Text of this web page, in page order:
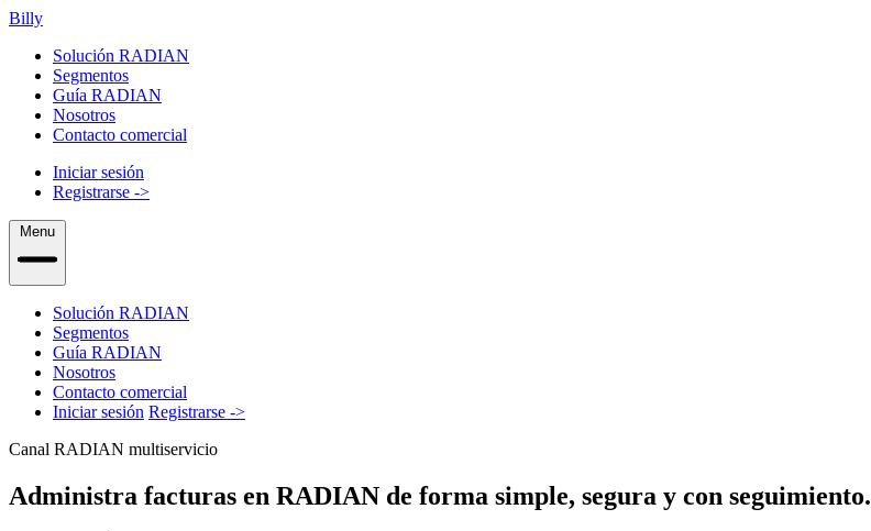
Billy
Solución RADIAN
Segmentos
Guía RADIAN
Nosotros
Contacto comercial
Iniciar sesión
Registrarse ->
Menu
Solución RADIAN
Segmentos
Guía RADIAN
Nosotros
Contacto comercial
Iniciar sesión Registrarse ->
Canal RADIAN multiservicio
Administra facturas en RADIAN de forma simple, segura y con seguimiento.